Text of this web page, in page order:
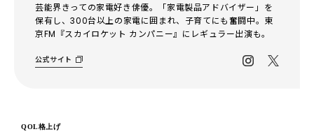
芸能界きっての家電好き俳優。「家電製品アドバイザー」を
保有し、300台以上の家電に囲まれ、子育てにも奮闘中。東
京FM『スカイロケット カンパニー』にレギュラー出演も。
公式サイト
QOL格上げ